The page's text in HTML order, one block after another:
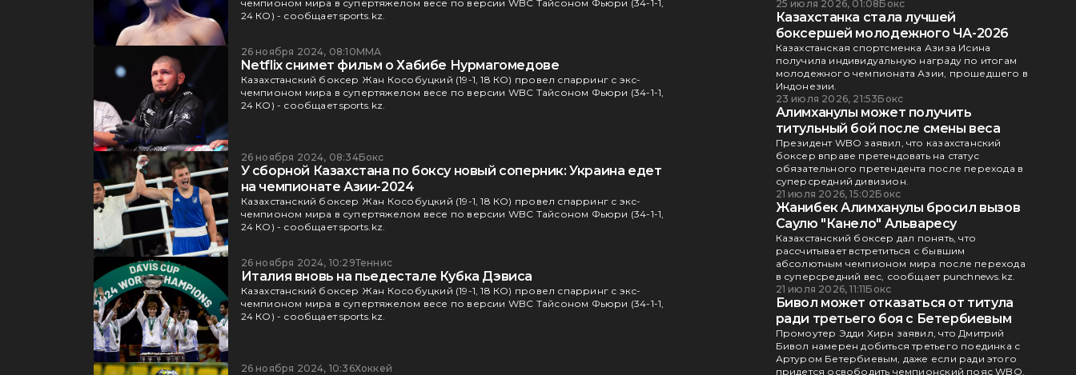
чемпионом мира в супертяжелом весе по версии WBC Тайсоном Фьюри (34-1-1,
24 КО) - сообщает sports.kz.
26 ноября 2024, 08:10ММА
Netflix снимет фильм о Хабибе Нурмагомедове
Казахстанский боксер Жан Кособуцкий (19-1, 18 КО) провел спарринг с экс-
чемпионом мира в супертяжелом весе по версии WBC Тайсоном Фьюри (34-1-1,
24 КО) - сообщает sports.kz.
26 ноября 2024, 08:34Бокс
У сборной Казахстана по боксу новый соперник: Украина едет
на чемпионате Азии-2024
Казахстанский боксер Жан Кособуцкий (19-1, 18 КО) провел спарринг с экс-
чемпионом мира в супертяжелом весе по версии WBC Тайсоном Фьюри (34-1-1,
24 КО) - сообщает sports.kz.
26 ноября 2024, 10:29Теннис
Италия вновь на пьедестале Кубка Дэвиса
Казахстанский боксер Жан Кособуцкий (19-1, 18 КО) провел спарринг с экс-
чемпионом мира в супертяжелом весе по версии WBC Тайсоном Фьюри (34-1-1,
24 КО) - сообщает sports.kz.
26 ноября 2024, 10:36Хоккей
25 июля 2026, 01:08Бокс
Казахстанка стала лучшей
боксершей молодежного ЧА-2026
Казахстанская спортсменка Азиза Исина
получила индивидуальную награду по итогам
молодежного чемпионата Азии, прошедшего в
Индонезии.
23 июля 2026, 21:53Бокс
Алимханулы может получить
титульный бой после смены веса
Президент WBO заявил, что казахстанский
боксер вправе претендовать на статус
обязательного претендента после перехода в
суперсредний дивизион.
21 июля 2026, 15:02Бокс
Жанибек Алимханулы бросил вызов
Саулю "Канело" Альваресу
Казахстанский боксер дал понять, что
рассчитывает встретиться с бывшим
абсолютным чемпионом мира после перехода
в суперсредний вес, сообщает punchnews.kz.
21 июля 2026, 11:11Бокс
Бивол может отказаться от титула
ради третьего боя с Бетербиевым
Промоутер Эдди Хирн заявил, что Дмитрий
Бивол намерен добиться третьего поединка с
Артуром Бетербиевым, даже если ради этого
придется освободить чемпионский пояс WBO.